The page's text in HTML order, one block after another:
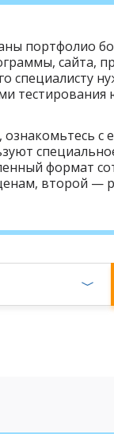
портфолио
сайта,
специалисту
с
формат
второй —